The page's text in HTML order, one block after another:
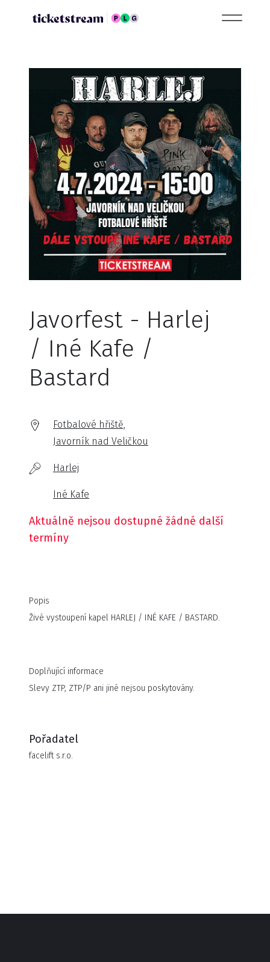
Javorfest - Harlej
/ Iné Kafe /
Bastard
Fotbalové hřiště,
Javorník nad Veličkou
Harlej
Iné Kafe
Aktuálně nejsou dostupné žádné další
termíny
Popis
Živé vystoupení kapel HARLEJ / INÉ KAFE / BASTARD.
Doplňující informace
Slevy ZTP, ZTP/P ani jiné nejsou poskytovány.
Pořadatel
facelift s.r.o.